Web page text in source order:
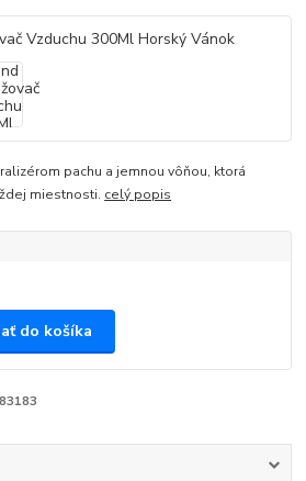
pachu a jemnou vôňou, ktorá
miestnosti. celý popis
do košíka
83183